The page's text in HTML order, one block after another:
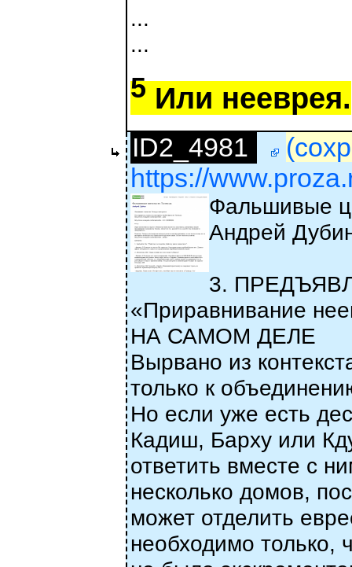
...
...
5 Или нееврея.
ID2_4981
https://
Фальшивые
Андрей
3.
«Приравнивание
НА САМОМ ДЕЛЕ
Вырвано из
только к
Но если уже есть
Кадиш, Барху или
ответить вместе с
несколько домов,
может отделить
необходимо